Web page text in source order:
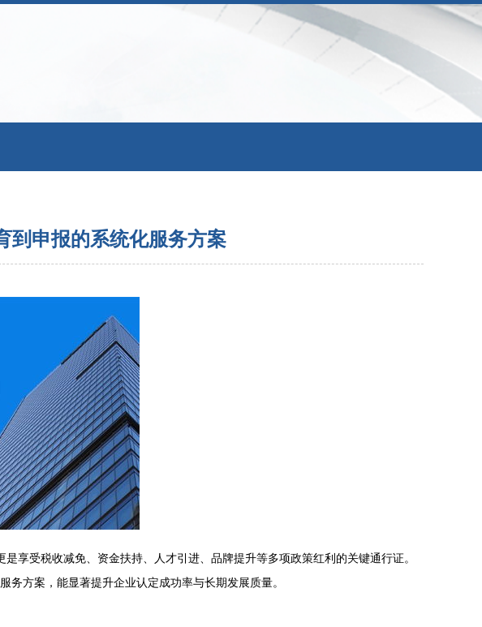
到申报的系统化服务方案
享受税收减免、资金扶持、人才引进、品牌提升等多项政策红利的关键通行证。
方案，能显著提升企业认定成功率与长期发展质量。